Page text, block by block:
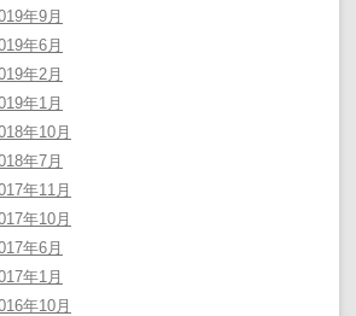
年9月
年6月
年2月
年1月
年10月
年7月
年11月
年10月
年6月
年1月
年10月